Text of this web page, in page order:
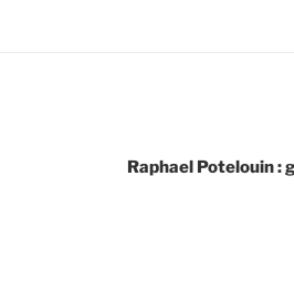
Raphael Potelouin :